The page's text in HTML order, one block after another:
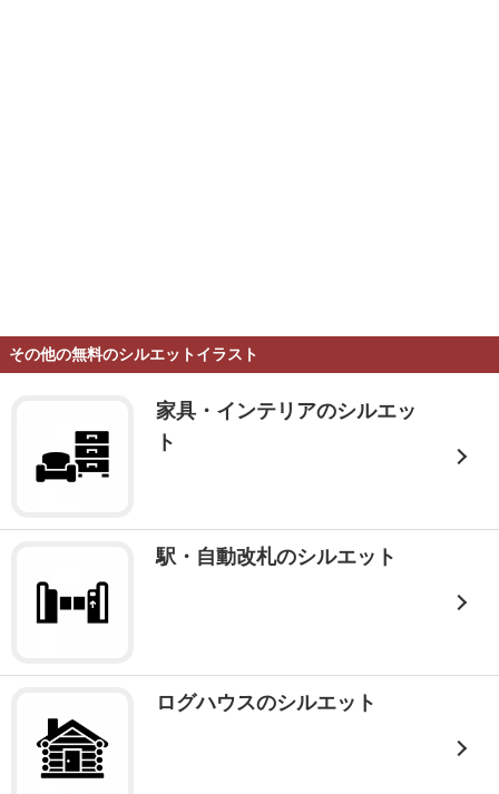
その他の無料のシルエットイラスト
家具・インテリアのシルエッ
ト
駅・自動改札のシルエット
ログハウスのシルエット